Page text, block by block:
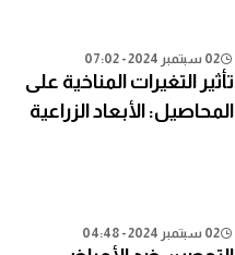
02 سبتمبر 2024 - 07:02
تأثير التغيرات المناخية على
المحاصيل: الأبعاد الزراعية
02 سبتمبر 2024 - 04:48